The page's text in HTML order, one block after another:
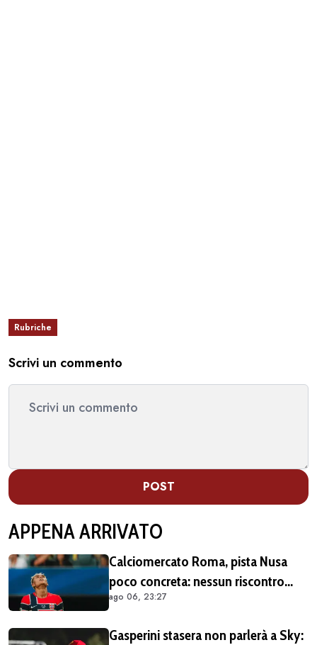
Rubriche
Scrivi un commento
POST
APPENA ARRIVATO
Calciomercato Roma, pista Nusa
poco concreta: nessun riscontro
positivo dal calciatore né dal Lipsia
ago 06, 23:27
Gasperini stasera non parlerà a Sky: